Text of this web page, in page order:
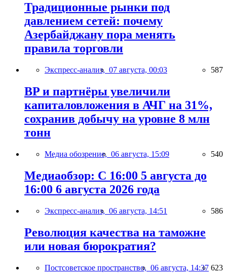
Традиционные рынки под
давлением сетей: почему
Азербайджану пора менять
правила торговли
Экспресс-анализ, 07 августа, 00:03 587
BP и партнёры увеличили
капиталовложения в АЧГ на 31%,
сохранив добычу на уровне 8 млн
тонн
Медиа обозрение, 06 августа, 15:09 540
Медиаобзор: С 16:00 5 августа до
16:00 6 августа 2026 года
Экспресс-анализ, 06 августа, 14:51 586
Революция качества на таможне
или новая бюрократия?
Постсоветское пространство, 06 августа, 14:37 623